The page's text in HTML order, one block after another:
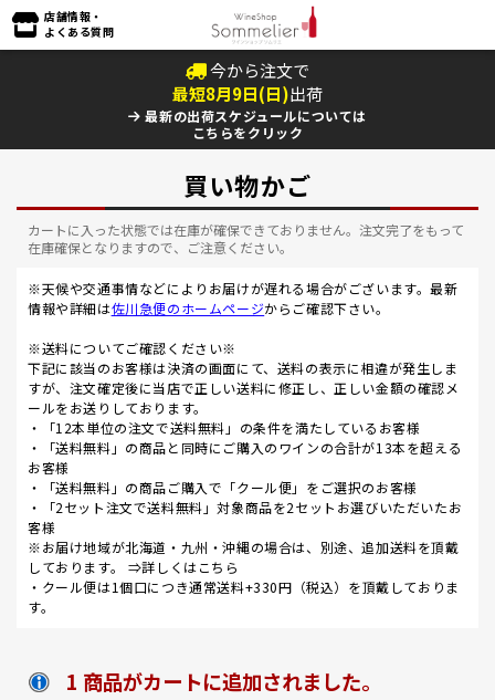
店舗情報・
よくある質問
今から注文で
最短8月9日(日)出荷
最新の出荷スケジュールについては
こちらをクリック
買い物かご
カートに入った状態では在庫が確保できておりません。注文完了をもって
在庫確保となりますので、ご注意ください。
※天候や交通事情などによりお届けが遅れる場合がございます。最新
情報や詳細は佐川急便のホームページからご確認下さい。
※送料についてご確認ください※
下記に該当のお客様は決済の画面にて、送料の表示に相違が発生しま
すが、注文確定後に当店で正しい送料に修正し、正しい金額の確認メ
ールをお送りしております。
・「12本単位の注文で送料無料」の条件を満たしているお客様
・「送料無料」の商品と同時にご購入のワインの合計が13本を超える
お客様
・「送料無料」の商品ご購入で「クール便」をご選択のお客様
・「2セット注文で送料無料」対象商品を2セットお選びいただいたお
客様
※お届け地域が北海道・九州・沖縄の場合は、別途、追加送料を頂戴
しております。 ⇒詳しくはこちら
・クール便は1個口につき通常送料+330円（税込）を頂戴しておりま
す。
1 商品がカートに追加されました。